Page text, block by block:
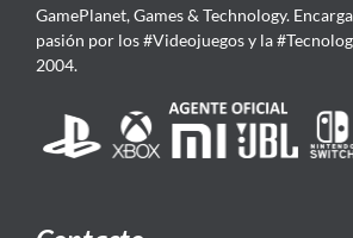
GamePlanet, Games & Technology.
pasión por los #Videojuegos y la
2004.